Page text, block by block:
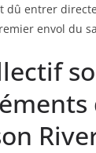
dû entrer
envol du